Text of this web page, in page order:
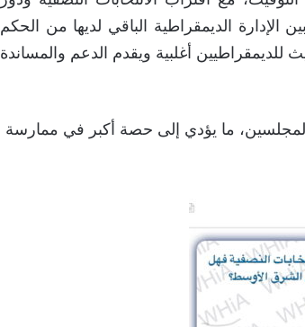
الإدارة الديمقراطية الباقي لديها من الحكم
أغلبية ويقدم الدعم والمساندة
المجلسين، ما يؤدي إلى حصة أكبر في ممارسة